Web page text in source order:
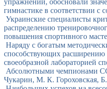
упражнений, обосновали
гимнастике в соответствии с
Украинские специалисты
распределению
повышения спортивного
Наряду с богатым
способствующих расширению
своеобразной лабораторией
Абсолютными чемпионами
Чукарин, М. К. Гороховская,